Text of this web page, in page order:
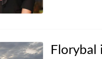
Florybal